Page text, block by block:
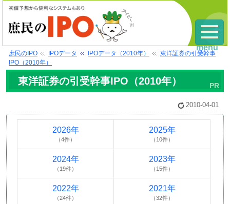
庶民のIPO IPOデータ IPOデータ（2010年）
東洋証券の引受幹事
IPO（2010年）
東洋証券の引受幹事IPO（2010年）
2010-04-01
2026年
（4件）
2025年
（10件）
2024年
（19件）
2023年
（15件）
2022年
（24件）
2021年
（32件）
menu